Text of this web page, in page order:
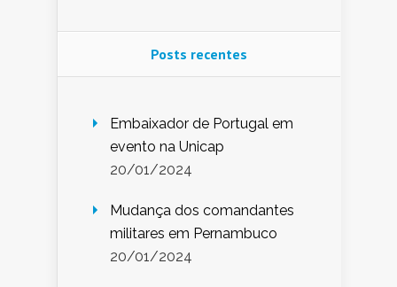
Posts recentes
Embaixador de Portugal em
evento na Unicap
20/01/2024
Mudança dos comandantes
militares em Pernambuco
20/01/2024